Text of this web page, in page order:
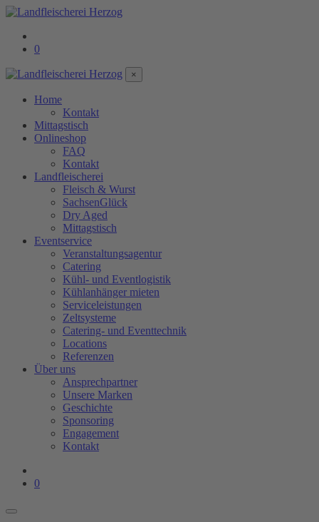
0
×
Home
Kontakt
Mittagstisch
Onlineshop
FAQ
Kontakt
Landfleischerei
Fleisch & Wurst
SachsenGlück
Dry Aged
Mittagstisch
Eventservice
Veranstaltungsagentur
Catering
Kühl- und Eventlogistik
Kühlanhänger mieten
Serviceleistungen
Zeltsysteme
Catering- und Eventtechnik
Locations
Referenzen
Über uns
Ansprechpartner
Unsere Marken
Geschichte
Sponsoring
Engagement
Kontakt
0